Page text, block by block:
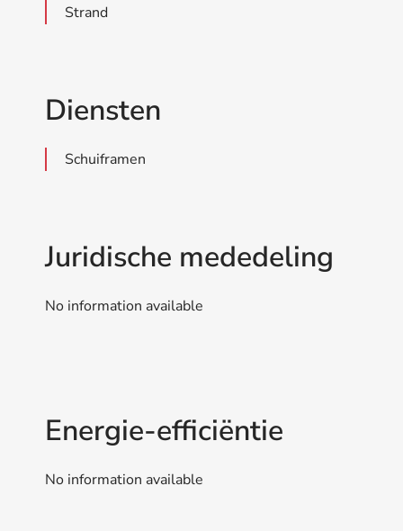
Strand
Diensten
Schuiframen
Juridische mededeling
No information available
Energie-efficiëntie
No information available